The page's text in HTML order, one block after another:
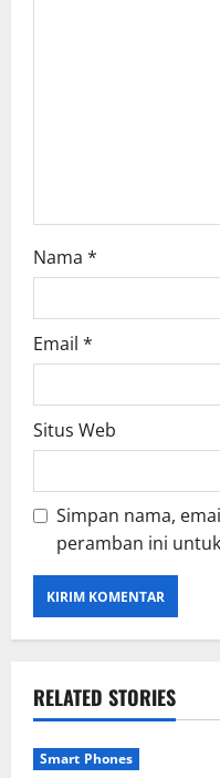
Nama *
Email *
Situs Web
Simpan nama,
peramban ini
RELATED STORIES
Smart Phones